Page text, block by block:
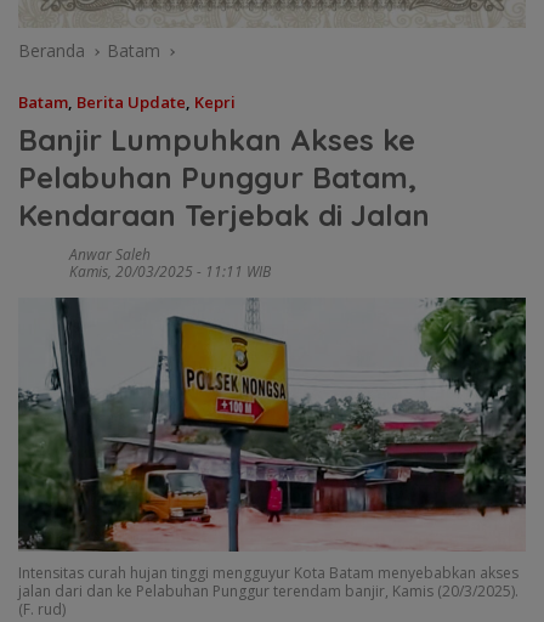
Beranda Batam
Batam, Berita Update, Kepri
Banjir Lumpuhkan Akses ke
Pelabuhan Punggur Batam,
Kendaraan Terjebak di Jalan
Anwar Saleh
Kamis, 20/03/2025 - 11:11 WIB
Intensitas curah hujan tinggi mengguyur Kota Batam menyebabkan akses
jalan dari dan ke Pelabuhan Punggur terendam banjir, Kamis (20/3/2025).
(F. rud)